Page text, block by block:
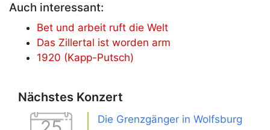
Auch interessant:
Bet und arbeit ruft die Welt
Das Zillertal ist worden arm
1920 (Kapp-Putsch)
Nächstes Konzert
Die Grenzgänger in Wolfsburg